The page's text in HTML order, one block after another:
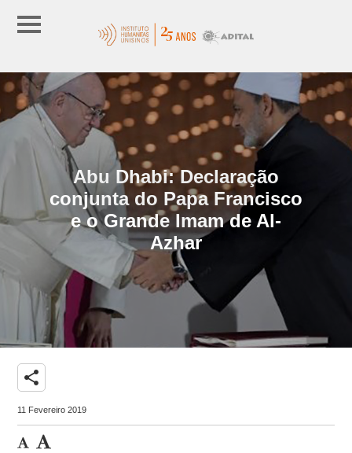
Abu Dhabi: Declaração
conjunta do Papa Francisco
e o Grande Imam de Al-
Azhar
share
11 Fevereiro 2019